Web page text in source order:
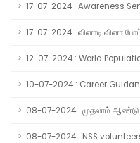
17-07-2024 : Awareness
17-07-2024 : வினாடி வினா
12-07-2024 : World
10-07-2024 : Career
08-07-2024 : முதலாம் ஆண்டு
08-07-2024 : NSS